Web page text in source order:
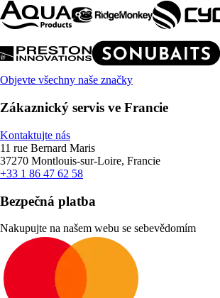
Objevte všechny naše značky
Zákaznický servis ve Francie
Kontaktujte nás
11 rue Bernard Maris
37270 Montlouis-sur-Loire, Francie
+33 1 86 47 62 58
Bezpečná platba
Nakupujte na našem webu se sebevědomím